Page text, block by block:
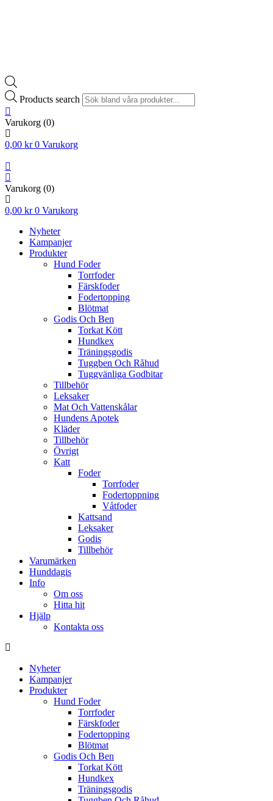
Products search
Varukorg (0)
0,00 kr 0 Varukorg
Varukorg (0)
0,00 kr 0 Varukorg
Nyheter
Kampanjer
Produkter
Hund Foder
Torrfoder
Färskfoder
Fodertopping
Blötmat
Godis Och Ben
Torkat Kött
Hundkex
Träningsgodis
Tuggben Och Råhud
Tuggvänliga Godbitar
Tillbehör
Leksaker
Mat Och Vattenskålar
Hundens Apotek
Kläder
Tillbehör
Övrigt
Katt
Foder
Torrfoder
Fodertoppning
Våtfoder
Kattsand
Leksaker
Godis
Tillbehör
Varumärken
Hunddagis
Info
Om oss
Hitta hit
Hjälp
Kontakta oss
Nyheter
Kampanjer
Produkter
Hund Foder
Torrfoder
Färskfoder
Fodertopping
Blötmat
Godis Och Ben
Torkat Kött
Hundkex
Träningsgodis